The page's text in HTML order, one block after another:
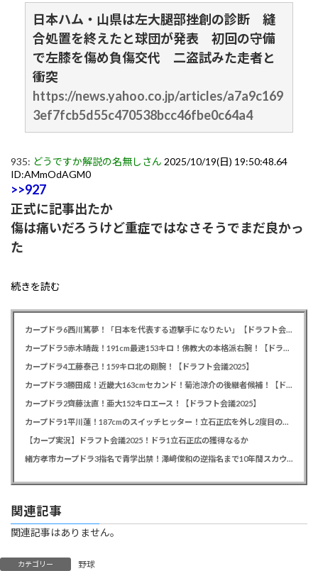
日本ハム・山県は左大腿部挫創の診断 縫
合処置を終えたと球団が発表 初回の守備
で左膝を傷め負傷交代 二盗試みた走者と
衝突
https://news.yahoo.co.jp/articles/a7a9c169
3ef7fcb5d55c470538bcc46fbe0c64a4
935: どうですか解説の名無しさん 2025/10/19(日) 19:50:48.64
ID:AMmOdAGM0
>>927
正式に記事出たか
傷は痛いだろうけど重症ではなさそうでまだ良かっ
た
続きを読む
カープドラ6西川篤夢！「日本を代表する遊撃手になりたい」【ドラフト会議2025】
カープドラ5赤木晴哉！191cm最速153キロ！佛教大の本格派右腕！【ドラフト会議2025】
カープドラ4工藤泰己！159キロ北の剛腕！【ドラフト会議2025】
カープドラ3勝田成！近畿大163cmセカンド！菊池涼介の後継者候補！【ドラフト会議2025】
カープドラ2齊藤汰直！亜大152キロエース！【ドラフト会議2025】
カープドラ1平川蓮！187cmのスイッチヒッター！立石正広を外し2度目の重複も新井監督がクジを引き当てる！【ドラフト会議2025】
【カープ実況】ドラフト会議2025！ドラ1立石正広の獲得なるか
緒方孝市カープドラ3指名で青学出禁！澤﨑俊和の逆指名まで10年間スカウト出禁
関連記事
関連記事はありません。
カテゴリー 野球